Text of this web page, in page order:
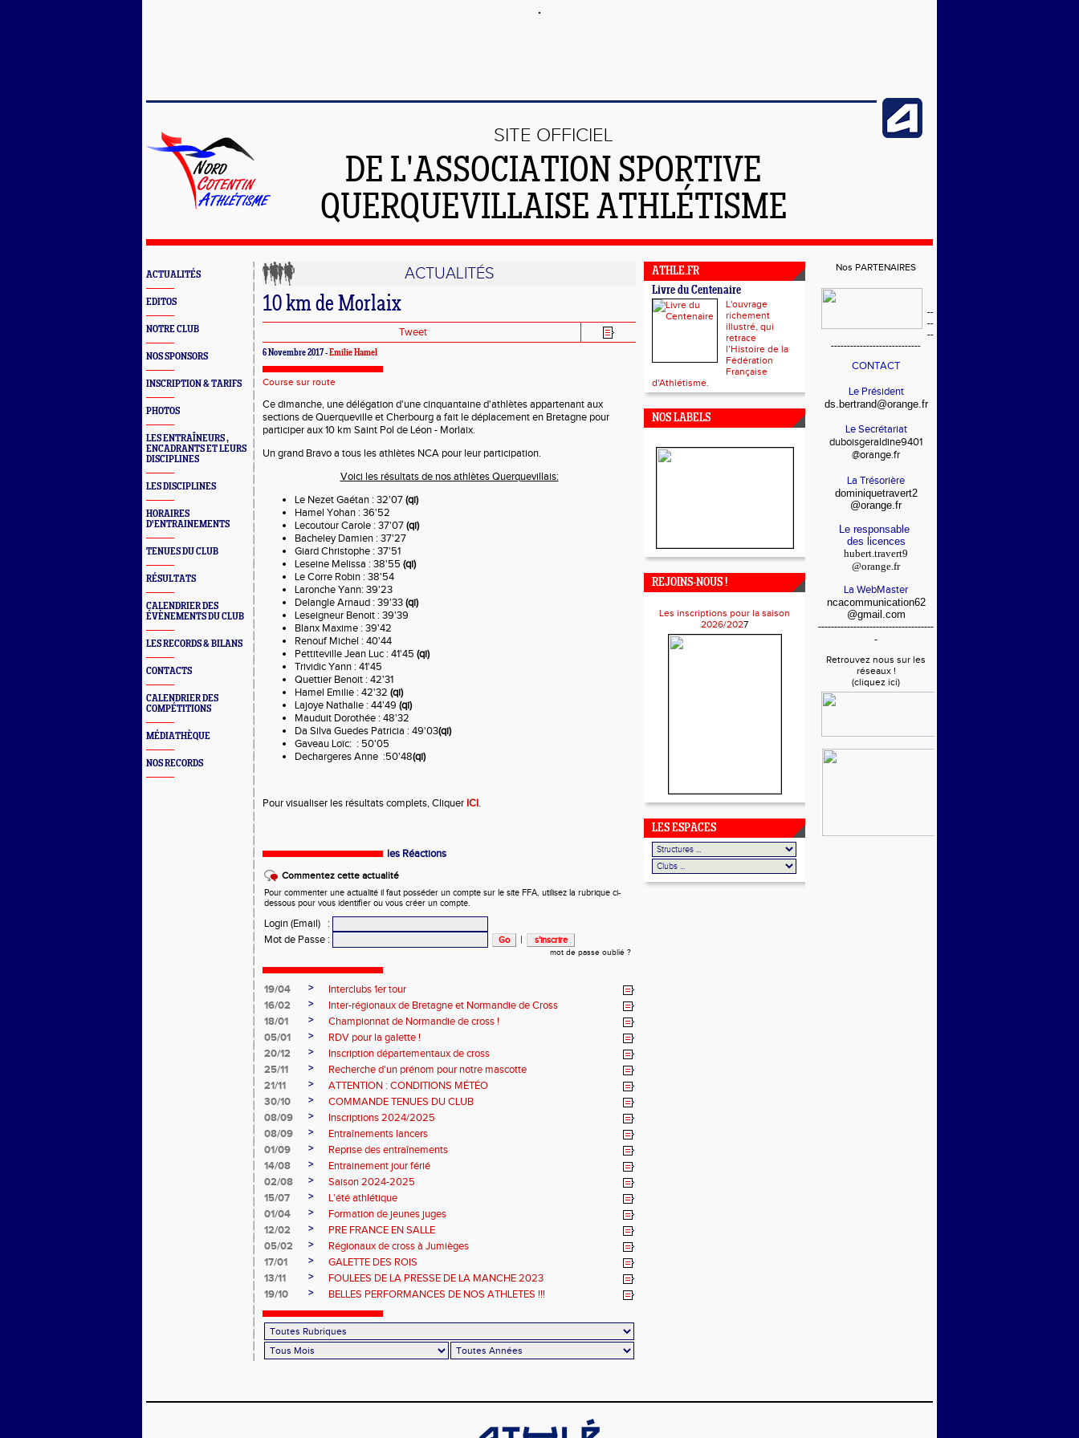
SITE OFFICIEL
DE L'ASSOCIATION SPORTIVE
QUERQUEVILLAISE ATHLÉTISME
ACTUALITÉS
EDITOS
NOTRE CLUB
NOS SPONSORS
INSCRIPTION & TARIFS
PHOTOS
LES ENTRAÎNEURS ,
ENCADRANTS ET LEURS
DISCIPLINES
LES DISCIPLINES
HORAIRES
D'ENTRAINEMENTS
TENUES DU CLUB
RÉSULTATS
CALENDRIER DES
ÉVÈNEMENTS DU CLUB
LES RECORDS & BILANS
CONTACTS
CALENDRIER DES
COMPÉTITIONS
MÉDIATHÈQUE
NOS RECORDS
ACTUALITÉS
10 km de Morlaix
Tweet
6 Novembre 2017 -Emilie Hamel
Course sur route
Ce dimanche, une délégation d'une cinquantaine d'athlètes appartenant aux
sections de Querqueville et Cherbourg a fait le déplacement en Bretagne pour
participer aux 10 km Saint Pol de Léon - Morlaix.
Un grand Bravo a tous les athlètes NCA pour leur participation.
Voici les résultats de nos athlètes Querquevillais:
Le Nezet Gaétan : 32'07(qi)
Hamel Yohan : 36'52
Lecoutour Carole : 37'07(qi)
Bacheley Damien : 37'27
Giard Christophe : 37'51
Leseine Melissa : 38'55 (qi)
Le Corre Robin : 38'54
Laronche Yann: 39'23
Delangle Arnaud : 39'33(qi)
Leseigneur Benoit : 39'39
Blanx Maxime : 39'42
Renouf Michel : 40'44
Pettiteville Jean Luc : 41'45 (qi)
Trividic Yann : 41'45
Quettier Benoit : 42'31
Hamel Emilie : 42'32 (qi)
Lajoye Nathalie : 44'49 (qi)
Mauduit Dorothée : 48'32
Da Silva Guedes Patricia : 49'03(qi)
Gaveau Loïc: : 50'05
Dechargeres Anne :50'48(qi)
Pour visualiser les résultats complets, Cliquer ICI.
les Réactions
Commentez cette actualité
Pour commenter une actualité il faut posséder un compte sur le site FFA, utilisez la rubrique ci-
dessous pour vous identifier ou vous créer un compte.
Login (Email)
:
Mot de Passe : |
mot de passe oublié ?
19/04 >
Interclubs 1er tour
16/02
>
Inter-régionaux de Bretagne et Normandie de Cross
18/01
>
Championnat de Normandie de cross !
05/01
>
RDV pour la galette !
20/12
>
Inscription départementaux de cross
25/11
>
Recherche d'un prénom pour notre mascotte
21/11
>
ATTENTION : CONDITIONS MÉTÉO
30/10
>
COMMANDE TENUES DU CLUB
08/09
>
Inscriptions 2024/2025
08/09
>
Entraînements lancers
01/09
>
Reprise des entraînements
14/08
>
Entrainement jour férié
02/08
>
Saison 2024-2025
15/07
>
L'été athlétique
01/04
>
Formation de jeunes juges
12/02
>
PRE FRANCE EN SALLE
05/02
>
Régionaux de cross à Jumièges
17/01
>
GALETTE DES ROIS
13/11
>
FOULEES DE LA PRESSE DE LA MANCHE 2023
19/10
> BELLES PERFORMANCES DE NOS ATHLETES !!!
ATHLE.FR
Livre du Centenaire
L'ouvrage
richement
illustré, qui
retrace
l’Histoire de la
Fédération
Française
d'Athlétisme.
NOS LABELS
REJOINS-NOUS !
Les inscriptions pour la saison
2026/2027
LES ESPACES
Nos PARTENAIRES
--
--
--
----------------------------
CONTACT
Le Président
ds.bertrand@orange.fr
Le Secrétariat
duboisgeraldine9401
@orange.fr
La Trésorière
dominiquetravert2
@orange.fr
Le responsable
des licences
hubert.travert9
@orange.fr
La WebMaster
ncacommunication62
@gmail.com
------------------------------------
-
Retrouvez nous sur les
réseaux !
(cliquez ici)